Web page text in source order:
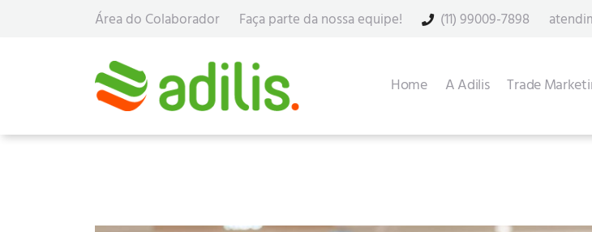
Área do Colaborador Faça parte da nossa equipe! (11) 99009-7898
Home A Adilis Trade